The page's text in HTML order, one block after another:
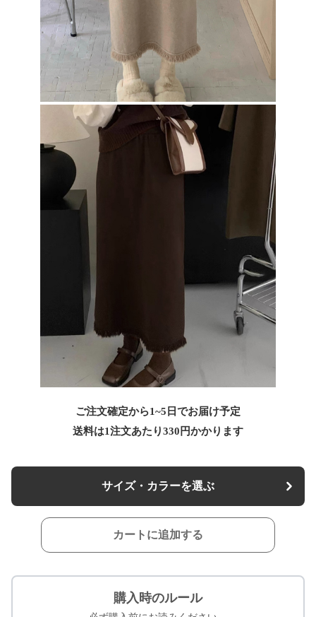
ご注文確定から1~5日でお届け予定
送料は1注文あたり330 円かかります
サイズ・カラーを選ぶ
カートに追加する
購入時のルール